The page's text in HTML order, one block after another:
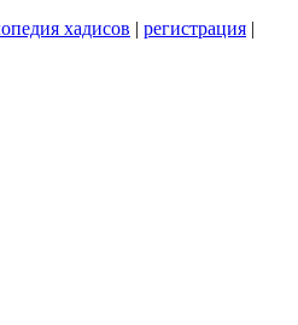
хадисов | регистрация |